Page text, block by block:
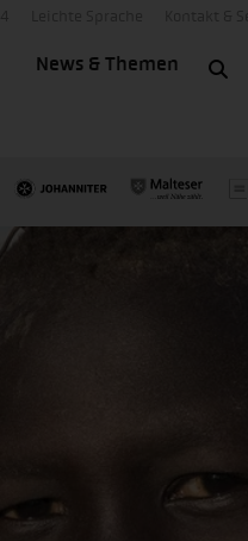
News & Themen